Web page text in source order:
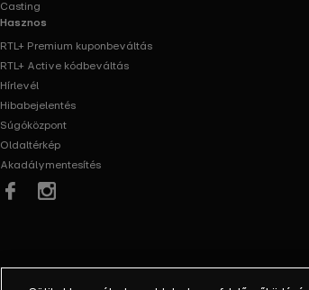
Casting
Hasznos
RTL+ Premium kuponbeváltás
RTL+ Active kódbeváltás
Hírlevél
Hibabejelentés
Súgóközpont
Oldaltérkép
Akadálymentesítés
Facebook